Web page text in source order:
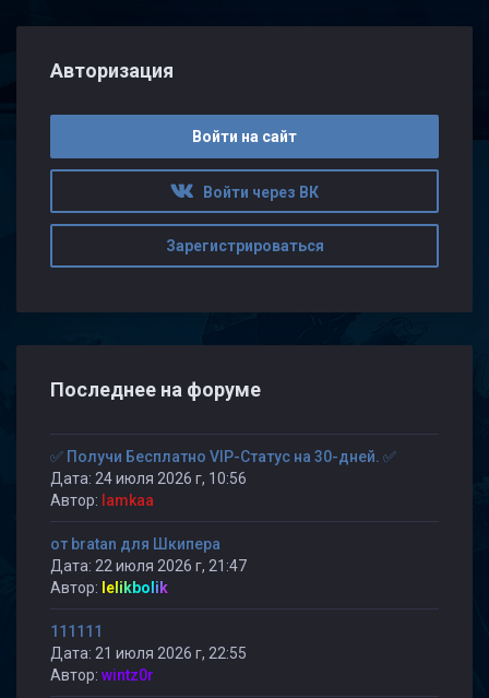
Авторизация
Войти на сайт
Войти через ВК
Зарегистрироваться
Последнее на форуме
✅ Получи Бесплатно VIP-Статус на 30-дней. ✅
Дата: 24 июля 2026 г, 10:56
Автор: lamkaa
от bratan для Шкипера
Дата: 22 июля 2026 г, 21:47
Автор: lelikbolik
111111
Дата: 21 июля 2026 г, 22:55
Автор: wintz0r